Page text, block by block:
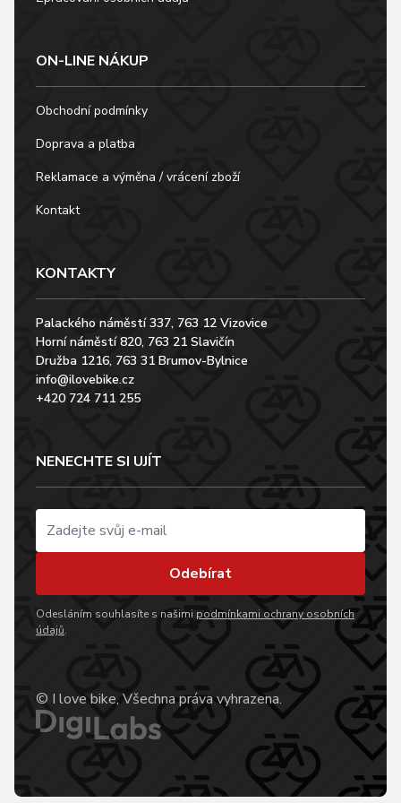
ON-LINE NÁKUP
Obchodní podmínky
Doprava a platba
Reklamace a výměna / vrácení zboží
Kontakt
KONTAKTY
Palackého náměstí 337, 763 12 Vizovice
Horní náměstí 820, 763 21 Slavičín
Družba 1216, 763 31 Brumov-Bylnice
info@ilovebike.cz
+420 724 711 255
NENECHTE SI UJÍT
Odebírat
Odesláním souhlasíte s našimi podmínkami ochrany osobních
údajů.
© I love bike, Všechna práva vyhrazena.